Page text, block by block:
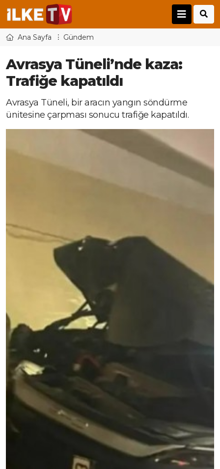
Ana Sayfa Gündem
Avrasya Tüneli’nde kaza:
Trafiğe kapatıldı
Avrasya Tüneli, bir aracın yangın söndürme
ünitesine çarpması sonucu trafiğe kapatıldı.